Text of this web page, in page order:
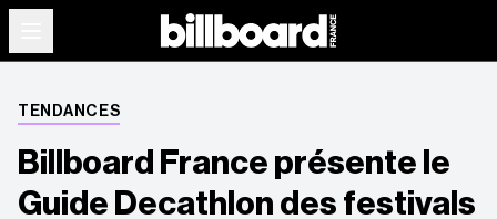
TENDANCES
Billboard France présente le
Guide Decathlon des festivals